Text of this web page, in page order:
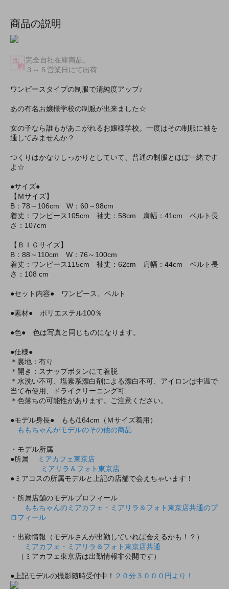
商品の説明
完全自社在庫商品。
３～５営業日にて出荷
ワンピースタイプの制服で清純度アップ♪
あの有名お嬢様学校の制服が出来ました☆
女の子なら誰もがあこがれるお嬢様学校。一度はその制服に袖を
通してみませんか？
つくりはかなりしっかりとしていて、普通の制服とほぼ一緒です
よ☆
●サイズ●
【Ｍサイズ】
B：78～106cm W：60～98cm
着丈：ワンピース105cm 袖丈：58cm 肩幅：41cm ベルト長
さ：107cm
【ＢＩＧサイズ】
B：88～110cm W：76～100cm
着丈：ワンピース115cm 袖丈：62cm 肩幅：44cm ベルト長
さ：108 cm
●セット内容● ワンピース、ベルト
●素材● ポリエステル100％
●色● 色は写真と同じものになります。
●仕様●
＊裏地：有り
＊開き：スナップボタンにて着脱
＊水洗い不可、塩素系漂白剤による漂白不可、アイロンは中温で
当て布使用、ドライクリーニング可
＊色落ちの可能性があります。ご注意ください。
●モデル身長● もも/164cm（Ｍサイズ着用）
ももちゃんがモデルのその他の商品
・モデル所属
●所属
ミアカフェ東京店
ミアリラ＆フォト東京店
●ミアコスの所属モデルと上記の店舗で会えちゃいます！
・所属店舗のモデルプロフィール
ももちゃんのミアカフェ・ミアリラ＆フォト東京店共通のプ
ロフィール
・出勤情報（モデルさんが出勤していれば会えるかも！？）
ミアカフェ・ミアリラ＆フォト東京店共通
（ミアカフェ東京店は出勤情報非公開です）
●上記モデルの撮影随時受付中！ ２０分３０００円より！